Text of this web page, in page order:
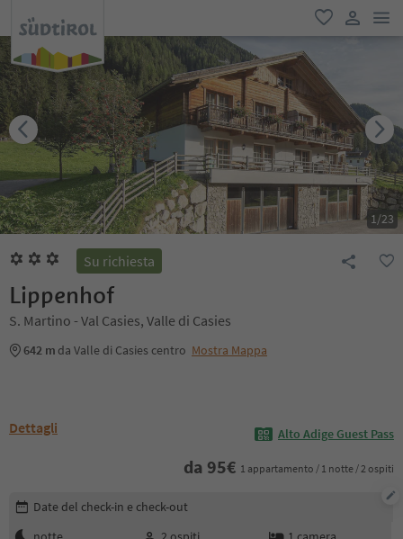
favoriti
user link
1/23
Su richiesta
Lippenhof
S. Martino - Val Casies, Valle di Casies
642 m da Valle di Casies centro Mostra Mappa
Dettagli Alto Adige Guest Pass
da 95€ 1 appartamento / 1 notte / 2 ospiti
Modifica i dettagli della prenotazione
Date del check-in e check-out